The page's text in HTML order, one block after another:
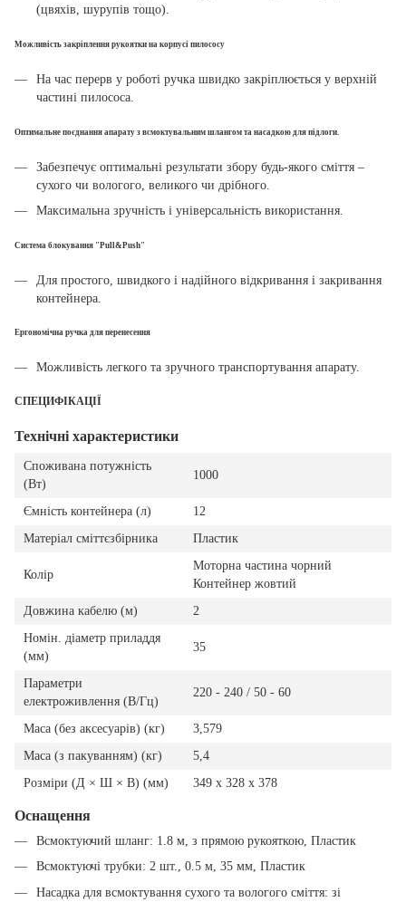
(цвяхів, шурупів тощо).
Можливість закріплення рукоятки на корпусі пилососу
На час перерв у роботі ручка швидко закріплюється у верхній
частині пилососа.
Оптимальне поєднання апарату з всмоктувальним шлангом та насадкою для підлоги.
Забезпечує оптимальні результати збору будь-якого сміття –
сухого чи вологого, великого чи дрібного.
Максимальна зручність і універсальність використання.
Система блокування "Pull&Push"
Для простого, швидкого і надійного відкривання і закривання
контейнера.
Ергономічна ручка для перенесення
Можливість легкого та зручного транспортування апарату.
СПЕЦИФІКАЦІЇ
Технічні характеристики
Споживана потужність
(Вт)
1000
Ємність контейнера (л)
12
Матеріал сміттєзбірника
Пластик
Колір
Моторна частина чорний
Контейнер жовтий
Довжина кабелю (м)
2
Номін. діаметр приладдя
(мм)
35
Параметри
електроживлення (В/Гц)
220 - 240 / 50 - 60
Маса (без аксесуарів) (кг)
3,579
Маса (з пакуванням) (кг)
5,4
Розміри (Д × Ш × В) (мм)
349 x 328 x 378
Оснащення
Всмоктуючий шланг: 1.8 м, з прямою рукояткою, Пластик
Всмоктуючі трубки: 2 шт., 0.5 м, 35 мм, Пластик
Насадка для всмоктування сухого та вологого сміття: зі